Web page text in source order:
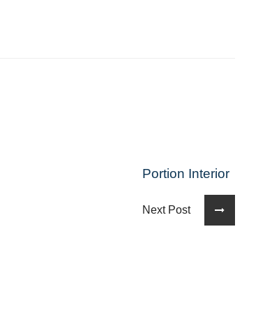
Portion Interior
Next Post